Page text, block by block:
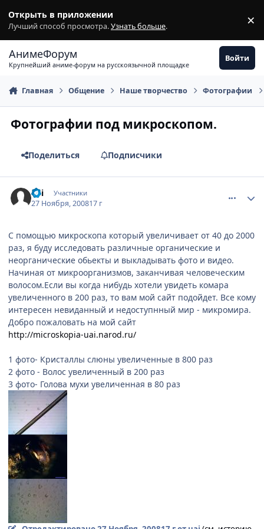
Открыть в приложении
Лучший способ просмотра.Узнать больше. ×
АнимеФорум
Крупнейший аниме-форум на русскоязычной площадке
Войти
Главная Общение Наше творчество Фотографии
Фотографии под микроскопом.
Поделиться Подписчики
uai Участники
27 Ноября, 200817 г
С помощью микроскопа который увеличивает от 40 до 2000
раз, я буду исследовать различные органические и
неорганические обьекты и выкладывать фото и видео.
Начиная от микроорганизмов, заканчивая человеческим
волосом.Если вы когда нибудь хотели увидеть комара
увеличенного в 200 раз, то вам мой сайт подойдет. Все кому
интересен невиданный и недоступнный мир - микромира.
Добро пожаловать на мой сайт
http://microskopia-uai.narod.ru/
1 фото- Кристаллы слюны увеличенные в 800 раз
2 фото - Волос увеличенный в 200 раз
3 фото- Голова мухи увеличенная в 80 раз